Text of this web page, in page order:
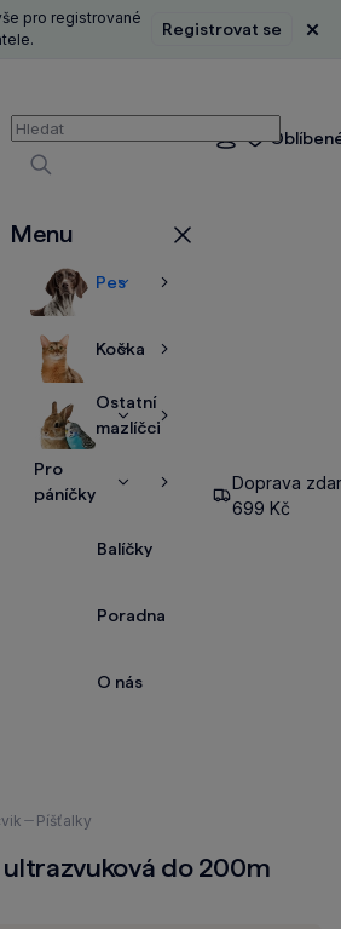
pro registrované
Registrovat se
Vyhledávání
Vyhledávat
Přihlášení
Menu
PesZobrazitZobrazit
Kočka
ZobrazitZobrazit
Ostatní
mazlíčci
ZobrazitZobrazit
Pro
páníčky
ZobrazitZobrazit
Balíčky
Poradna
O nás
Doprava
699 Kč
Píšťalky
ultrazvuková do 200m